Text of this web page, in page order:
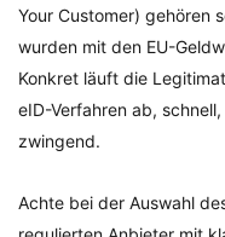
Your Customer) gehören
wurden mit den EU-
Konkret läuft die
eID-Verfahren ab,
zwingend.
Achte bei der Auswahl